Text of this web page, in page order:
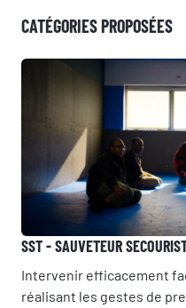
CATÉGORIES PROPOSÉES
SST - SAUVETEUR
Intervenir efficacement
réalisant les gestes de